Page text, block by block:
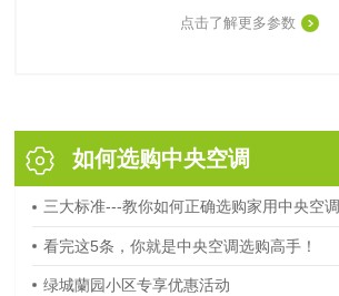
点击了解更多参数
如何选购中央空调
三大标准---教你如何正确选购家用中央空调
看完这5条，你就是中央空调选购高手！
绿城蘭园小区专享优惠活动